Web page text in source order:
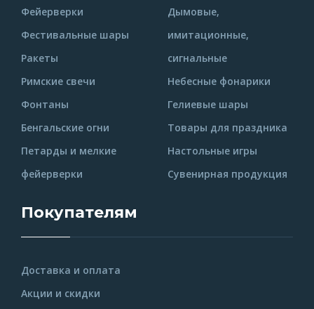
Фейерверки
Фестивальные шары
Ракеты
Римские свечи
Фонтаны
Бенгальские огни
Петарды и мелкие
фейерверки
Дымовые,
имитационные,
сигнальные
Небесные фонарики
Гелиевые шары
Товары для праздника
Настольные игры
Сувенирная продукция
Покупателям
Доставка и оплата
Акции и скидки